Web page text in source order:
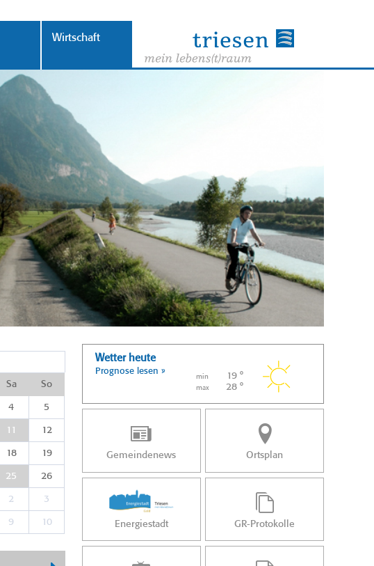
Wirtschaft
Sa So
4 5
11 12
18 19
25 26
2 3
9 10
Wetter heute
Prognose lesen »
min 19 °
max 28 °
Gemeindenews Ortsplan
Energiestadt GR-Protokolle